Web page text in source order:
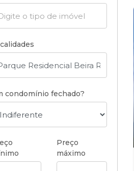
condomínio fechado?
Preço
máximo